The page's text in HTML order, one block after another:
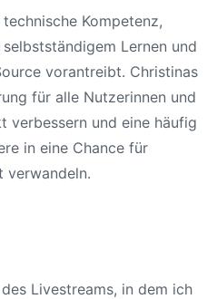
Kompetenz,
Lernen und
vorantreibt. Christinas
für alle Nutzerinnen und
verbessern und eine häufig
in eine Chance für
verwandeln.
Livestreams, in dem ich